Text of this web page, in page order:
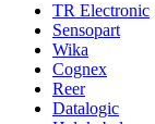
TR Electronic
Sensopart
Wika
Cognex
Reer
Datalogic